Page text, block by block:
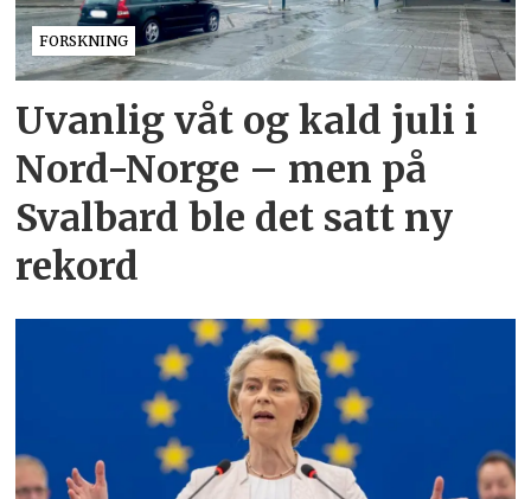
FORSKNING
Uvanlig våt og kald juli i
Nord-Norge – men på
Svalbard ble det satt ny
rekord